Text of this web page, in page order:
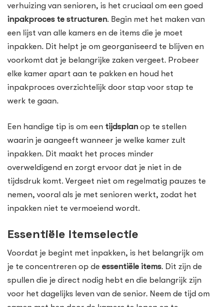
verhuizing van senioren, is het cruciaal om een goed
inpakproces te structuren. Begin met het maken van
een lijst van alle kamers en de items die je moet
inpakken. Dit helpt je om georganiseerd te blijven en
voorkomt dat je belangrijke zaken vergeet. Probeer
elke kamer apart aan te pakken en houd het
inpakproces overzichtelijk door stap voor stap te
werk te gaan.
Een handige tip is om een tijdsplan op te stellen
waarin je aangeeft wanneer je welke kamer zult
inpakken. Dit maakt het proces minder
overweldigend en zorgt ervoor dat je niet in de
tijdsdruk komt. Vergeet niet om regelmatig pauzes te
nemen, vooral als je met senioren werkt, zodat het
inpakken niet te vermoeiend wordt.
Essentiële Itemselectie
Voordat je begint met inpakken, is het belangrijk om
je te concentreren op de essentiële items. Dit zijn de
spullen die je direct nodig hebt en die belangrijk zijn
voor het dagelijks leven van de senior. Neem de tijd om